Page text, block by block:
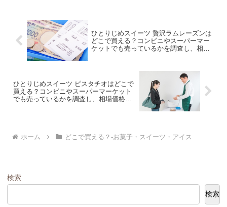
ひとりじめスイーツ 贅沢ラムレーズンは
どこで買える？コンビニやスーパーマー
ケットでも売っているかを調査し、相場
ひとりじめスイーツ ピスタチオはどこで
買える？コンビニやスーパーマーケット
でも売っているかを調査し、相場価格と
ホーム どこで買える？-お菓子・スイーツ・アイス
検索
検索